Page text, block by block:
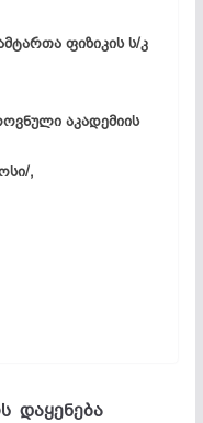
ფიზიკის ს/კ
აკადემიის
,
დაყენება